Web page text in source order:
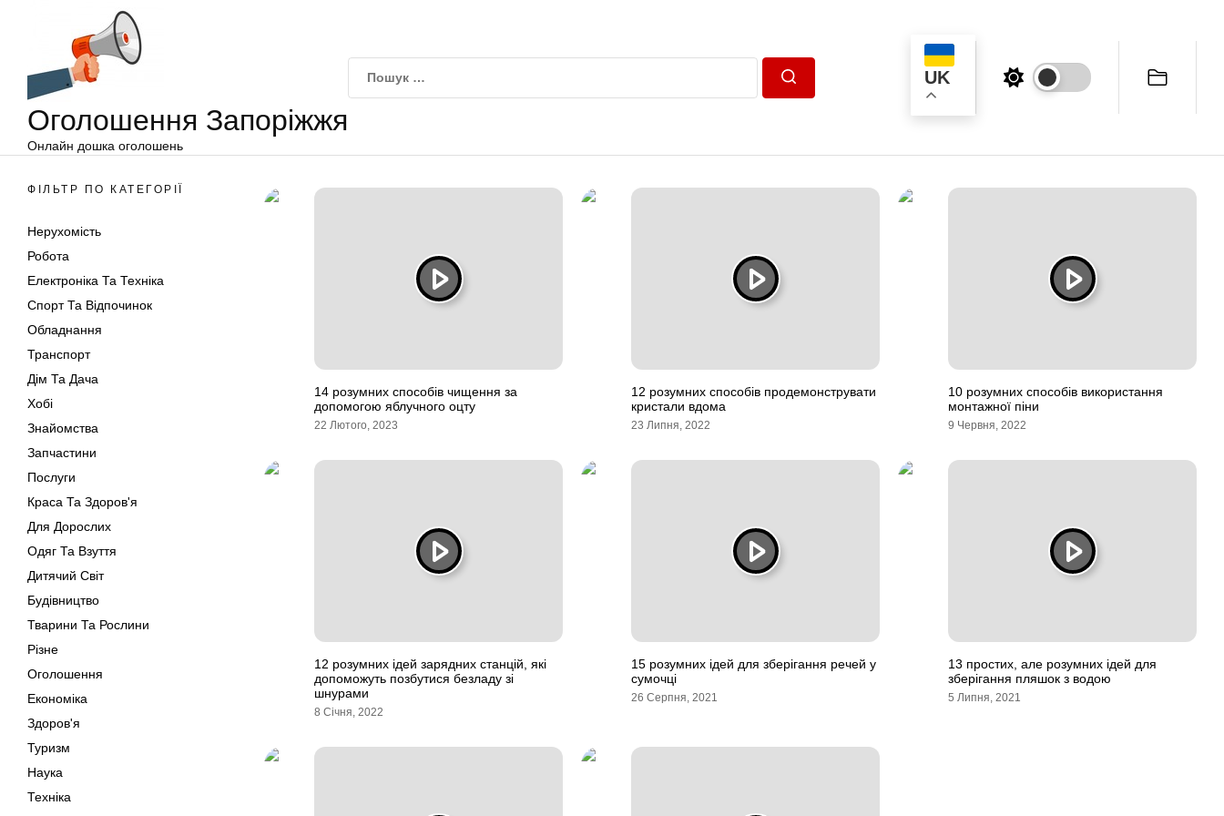
Оголошення Запоріжжя
Онлайн дошка оголошень
UK
ФІЛЬТР ПО КАТЕГОРІЇ
Нерухомість
Робота
Електроніка Та Техніка
Спорт Та Відпочинок
Обладнання
Транспорт
Дім Та Дача
Хобі
Знайомства
Запчастини
Послуги
Краса Та Здоров'я
Для Дорослих
Одяг Та Взуття
Дитячий Світ
Будівництво
Тварини Та Рослини
Різне
Оголошення
Економіка
Здоров'я
Туризм
Наука
Техніка
14 розумних способів чищення за
допомогою яблучного оцту
22 Лютого, 2023
12 розумних способів продемонструвати
кристали вдома
23 Липня, 2022
10 розумних способів використання
монтажної піни
9 Червня, 2022
12 розумних ідей зарядних станцій, які
допоможуть позбутися безладу зі
шнурами
8 Січня, 2022
15 розумних ідей для зберігання речей у
сумочці
26 Серпня, 2021
13 простих, але розумних ідей для
зберігання пляшок з водою
5 Липня, 2021